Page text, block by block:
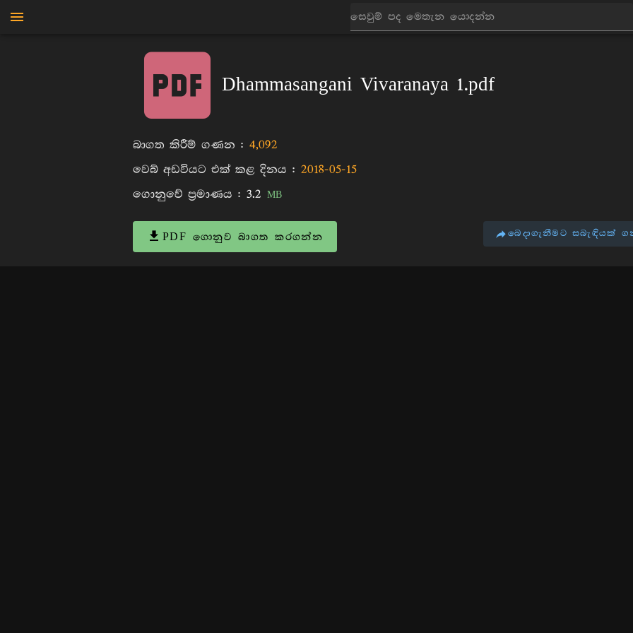
Dhammasangani Vivaranaya 1.pdf
බාගත කිරීම් ගණන : 4,092
වෙබ් අඩවියට එක් කළ දිනය : 2018-05-15
ගොනුවේ ප්‍රමාණය : 3.2 MB
PDF ගොනුව බාගත කරගන්න බෙදාගැනීමට සබැඳියක්